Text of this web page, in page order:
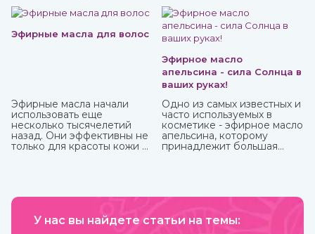
Эфирные масла для волос
Эфирные масла начали
использовать еще
несколько тысячелетий
назад. Они эффективны не
только для красоты кожи и
самостоятельно, некоторые
маслом из-за весьма
Эфирное масло
апельсина - сила Солнца в
ваших руках!
Одно из самых известных и
часто используемых в
косметике - эфирное масло
апельсина, которому
принадлежит большая
получения. Это яркий,
который подарит вам
У нас вы найдете статьи на темы: